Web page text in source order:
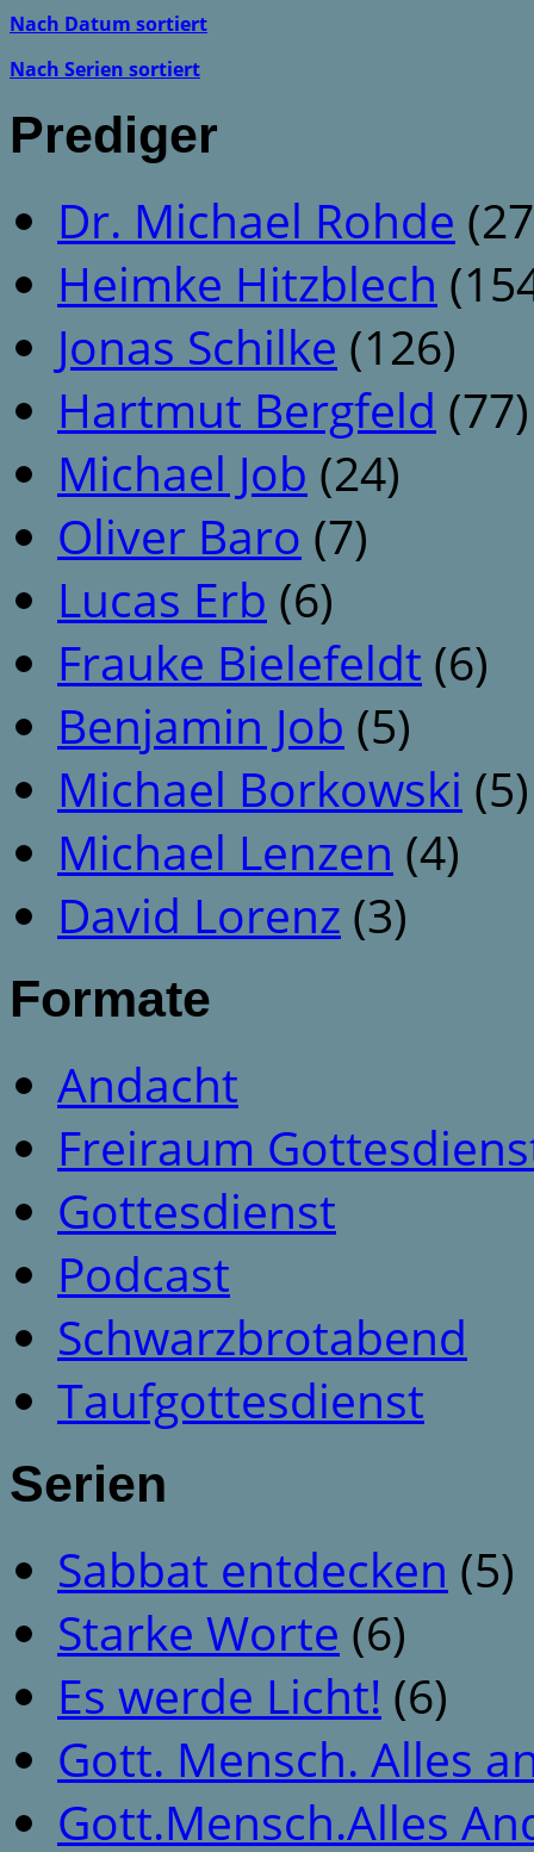
Nach Datum sortiert
Nach Serien sortiert
Prediger
Dr. Michael Rohde
Heimke Hitzblech
Jonas Schilke (126)
Hartmut Bergfeld (77)
Michael Job (24)
Oliver Baro (7)
Lucas Erb (6)
Frauke Bielefeldt (6)
Benjamin Job (5)
Michael Borkowski (5)
Michael Lenzen (4)
David Lorenz (3)
Formate
Andacht
Freiraum
Gottesdienst
Podcast
Schwarzbrotabend
Taufgottesdienst
Serien
Sabbat entdecken (5)
Starke Worte (6)
Es werde Licht! (6)
Gott. Mensch. Alles
Gott.Mensch.Alles